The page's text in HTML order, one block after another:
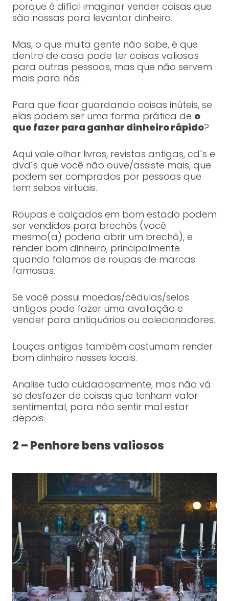
porque é difícil imaginar vender coisas que
são nossas para levantar dinheiro.
Mas, o que muita gente não sabe, é que
dentro de casa pode ter coisas valiosas
para outras pessoas, mas que não servem
mais para nós.
Para que ficar guardando coisas inúteis, se
elas podem ser uma forma prática de o
que fazer para ganhar dinheiro rápido?
Aqui vale olhar livros, revistas antigas, cd´s e
dvd´s que você não ouve/assiste mais, que
podem ser comprados por pessoas que
tem sebos virtuais.
Roupas e calçados em bom estado podem
ser vendidos para brechós (você
mesmo(a) poderia abrir um brechó), e
render bom dinheiro, principalmente
quando falamos de roupas de marcas
famosas.
Se você possui moedas/cédulas/selos
antigos pode fazer uma avaliação e
vender para antiquários ou colecionadores.
Louças antigas também costumam render
bom dinheiro nesses locais.
Analise tudo cuidadosamente, mas não vá
se desfazer de coisas que tenham valor
sentimental, para não sentir mal estar
depois.
2 – Penhore bens valiosos